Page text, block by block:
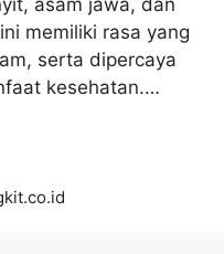
asam jawa, dan
memiliki rasa yang
serta dipercaya
kesehatan.…